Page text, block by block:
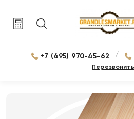
+7 (495) 970-45-62 /